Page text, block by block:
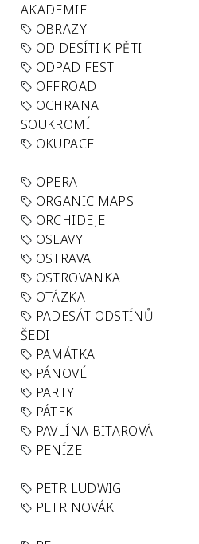
AKADEMIE
OBRAZY
OD DESÍTI K PĚTI
ODPAD FEST
OFFROAD
OCHRANA
SOUKROMÍ
OKUPACE
OPERA
ORGANIC MAPS
ORCHIDEJE
OSLAVY
OSTRAVA
OSTROVANKA
OTÁZKA
PADESÁT ODSTÍNŮ
ŠEDI
PAMÁTKA
PÁNOVÉ
PARTY
PÁTEK
PAVLÍNA BITAROVÁ
PENÍZE
PETR LUDWIG
PETR NOVÁK